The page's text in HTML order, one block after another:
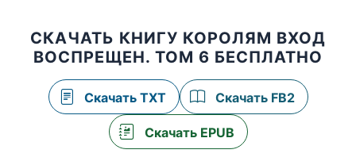
СКАЧАТЬ КНИГУ КОРОЛЯМ ВХОД
ВОСПРЕЩЕН. ТОМ 6 БЕСПЛАТНО
Скачать TXT Скачать FB2
Скачать EPUB